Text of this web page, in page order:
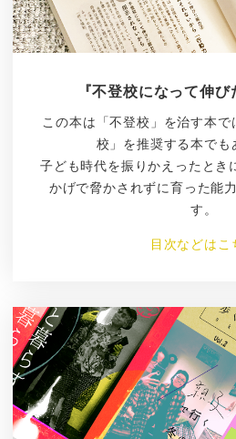
『不登校になって伸び
この本は「不登校」を治す本
校」を推奨する本でも
子ども時代を振りかえったとき
かげで脅かされずに育った能
す。
目次などはこ